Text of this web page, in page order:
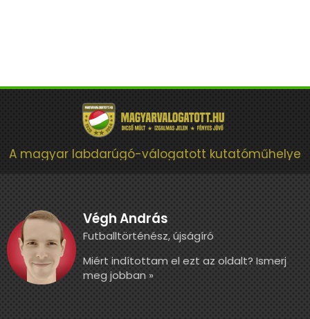
A magyar labdarúgó-válogatott kutatóműhelye
Végh András
Futballtörténész, újságíró
Miért indítottam el ezt az oldalt? Ismerj
meg jobban »